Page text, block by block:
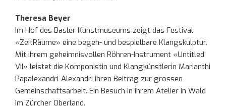
Theresa Beyer
Im Hof des Basler Kunstmuseums zeigt das Festival
«ZeitRäume» eine begeh- und bespielbare Klangskulptur.
Mit ihrem geheimnisvollen Röhren-Instrument «Untitled
VII» leistet die Komponistin und Klangkünstlerin Marianthi
Papalexandri-Alexandri ihren Beitrag zur grossen
Gemeinschaftsarbeit. Ein Besuch in ihrem Atelier in Wald
im Zürcher Oberland.